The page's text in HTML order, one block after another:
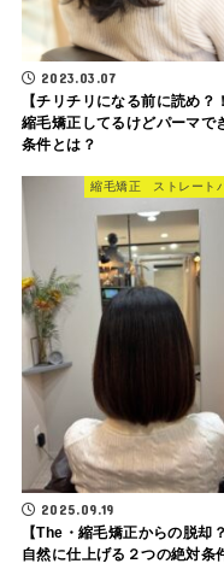
2023.03.07
【チリチリになる前に読め？
縮毛矯正してるけどパーマで
条件とは？
縮毛矯正 ストレート
2025.09.19
【The・縮毛矯正からの脱却
自然に仕上げる２つの絶対条